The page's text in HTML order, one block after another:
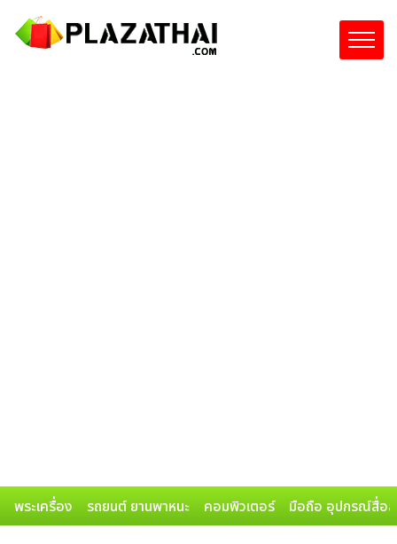
พระเครื่อง รถยนต์ ยานพาหนะ คอมพิวเตอร์ มือถือ อุปกรณ์สื่อส